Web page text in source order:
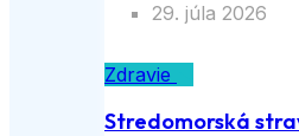
29. júla 2026
Zdravie
Stredomorská